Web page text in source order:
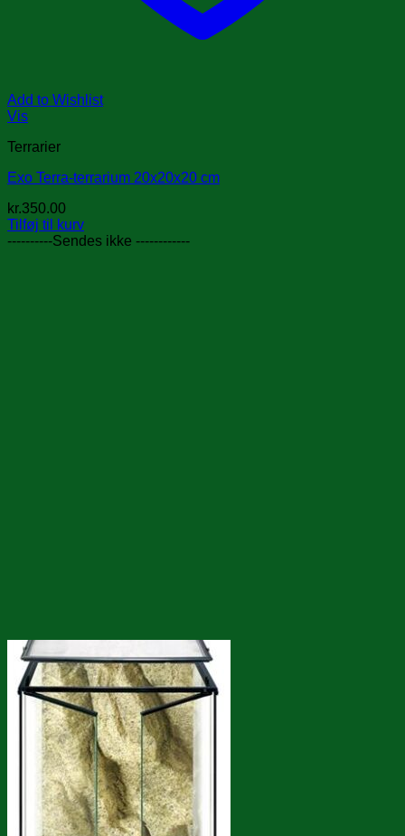
Add to Wishlist
Vis
Terrarier
Exo Terra-terrarium 20x20x20 cm
kr.350.00
Tilføj til kurv
----------Sendes ikke ------------